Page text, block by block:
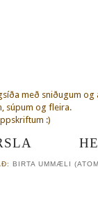
með sniðugum
súpum og fleira.
:)
BIRTA UMMÆLI